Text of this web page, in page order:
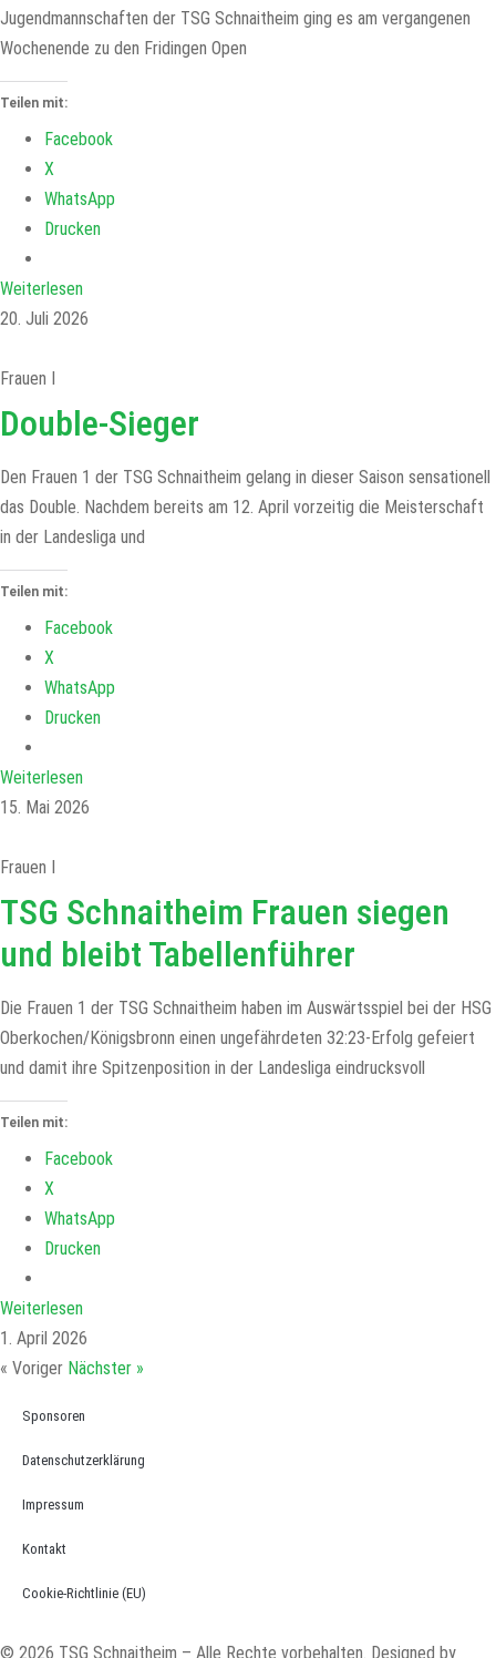
Jugendmannschaften der TSG Schnaitheim ging es am vergangenen
Wochenende zu den Fridingen Open
Teilen mit:
Facebook
X
WhatsApp
Drucken
Weiterlesen
20. Juli 2026
Frauen I
Double-Sieger
Den Frauen 1 der TSG Schnaitheim gelang in dieser Saison sensationell
das Double. Nachdem bereits am 12. April vorzeitig die Meisterschaft
in der Landesliga und
Teilen mit:
Facebook
X
WhatsApp
Drucken
Weiterlesen
15. Mai 2026
Frauen I
TSG Schnaitheim Frauen siegen
und bleibt Tabellenführer
Die Frauen 1 der TSG Schnaitheim haben im Auswärtsspiel bei der HSG
Oberkochen/Königsbronn einen ungefährdeten 32:23-Erfolg gefeiert
und damit ihre Spitzenposition in der Landesliga eindrucksvoll
Teilen mit:
Facebook
X
WhatsApp
Drucken
Weiterlesen
1. April 2026
« Voriger Nächster »
Sponsoren
Datenschutzerklärung
Impressum
Kontakt
Cookie-Richtlinie (EU)
© 2026 TSG Schnaitheim – Alle Rechte vorbehalten. Designed by